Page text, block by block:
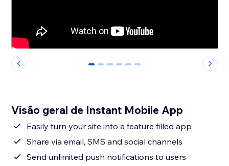
0 1 2 3 4 5
Visão geral de Instant Mobile App
Easily turn your site into a feature filled app
Share via email, SMS and social channels
Send unlimited push notifications to users